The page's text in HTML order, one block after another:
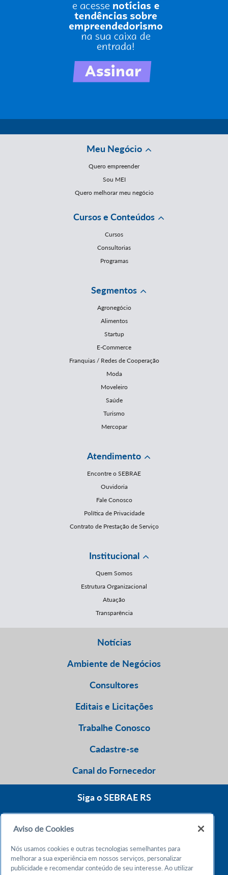
Meu Negócio
Quero empreender
Sou MEI
Quero melhorar meu negócio
Cursos e Conteúdos
Cursos
Consultorias
Programas
Segmentos
Agronegócio
Alimentos
Startup
E-Commerce
Franquias / Redes de Cooperação
Moda
Moveleiro
Saúde
Turismo
Mercopar
Atendimento
Encontre o SEBRAE
Ouvidoria
Fale Conosco
Política de Privacidade
Contrato de Prestação de Serviço
Institucional
Quem Somos
Estrutura Organizacional
Atuação
Transparência
Notícias
Ambiente de Negócios
Consultores
Editais e Licitações
Trabalhe Conosco
Cadastre-se
Canal do Fornecedor
Siga o SEBRAE RS
Atendimento 24h
Aviso de Cookies
Nós usamos cookies e outras tecnologias semelhantes para
melhorar a sua experiência em nossos serviços, personalizar
publicidade e recomendar conteúdo de seu interesse. Ao utilizar